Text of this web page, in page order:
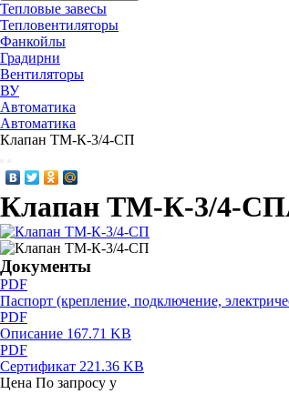
Тепловые завесы
Тепловентиляторы
Фанкойлы
Градирни
Вентиляторы
ВУ
Автоматика
Автоматика
Клапан ТМ-К-3/4-СП
Клапан ТМ-К-3/4-СП
Документы
PDF
Паспорт (крепление, подключение,
PDF
Описание 167.71 KB
PDF
Сертификат 221.36 KB
Цена По запросу у